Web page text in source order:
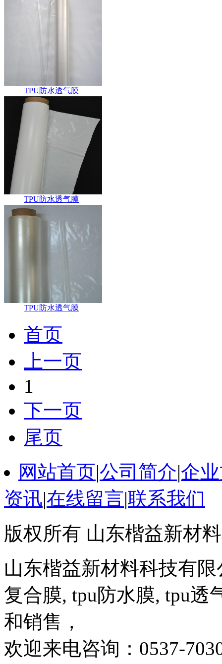
TPU防水透气膜
TPU防水透气膜
TPU防水透气膜
首页
上一页
1
下一页
尾页
网站首页|公司简介|企
资讯|在线留言|联系我们
版权所有 山东楷益新材
山东楷益新材料科技有
复合膜, tpu防水膜, tpu透
和销售，
欢迎来电咨询：0537-